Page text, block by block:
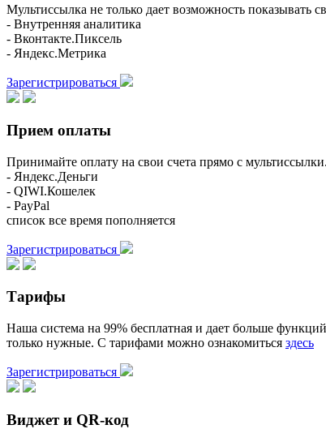
Мультиссылка не только дает возможность показывать
- Внутренняя аналитика
- Вконтакте.Пиксель
- Яндекс.Метрика
Зарегистрироваться
Прием оплаты
Принимайте оплату на свои счета прямо с мультиссылки.
- Яндекс.Деньги
- QIWI.Кошелек
- PayPal
список все время пополняется
Зарегистрироваться
Тарифы
Наша система на 99% бесплатная и дает больше
только нужные. С тарифами можно ознакомиться здесь
Зарегистрироваться
Виджет и QR-код